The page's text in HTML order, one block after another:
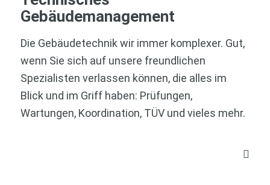
Gebäudemanagement
Die Gebäudetechnik wir immer komplexer. Gut,
wenn Sie sich auf unsere freundlichen
Spezialisten verlassen können, die alles im
Blick und im Griff haben: Prüfungen,
Wartungen, Koordination, TÜV und vieles mehr.